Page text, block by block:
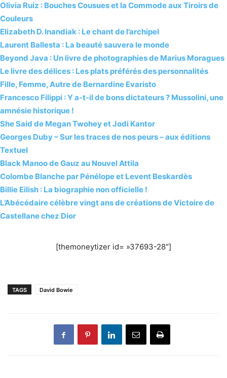
Olivia Ruiz : Bouches Cousues et la Commode aux Tiroirs de
Couleurs
Elizabeth D. Inandiak : Le chant de l’archipel
Laurent Ballesta : La beauté sauvera le monde
Beyond Java : Un livre de photographies de Marius Moragues
Le livre des délices : Les plats préférés des personnalités
Fille, Femme, Autre de Bernardine Evaristo
Francesco Filippi : Y a-t-il de bons dictateurs ? Mussolini, une
amnésie historique !
She Said de Megan Twohey et Jodi Kantor
Georges Duby – Sur les traces de nos peurs – aux éditions
Textuel
Black Manoo de Gauz au Nouvel Attila
Colombe Blanche par Pénélope et Levent Beskardès
Billie Eilish : La biographie non officielle !
L’Abécédaire célèbre vingt ans de créations de Victoire de
Castellane chez Dior
[themoneytizer id= »37693-28″]
TAGS David Bowie